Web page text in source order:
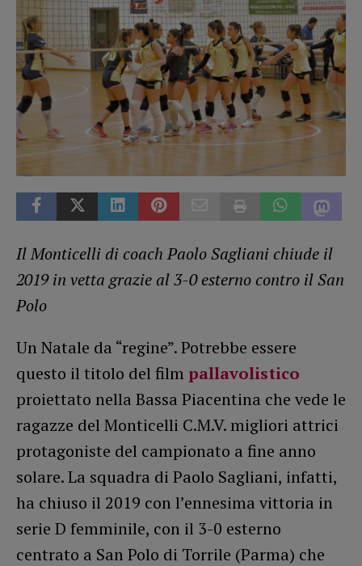
Il Monticelli di coach Paolo Sagliani chiude il
2019 in vetta grazie al 3-0 esterno contro il San
Polo
Un Natale da “regine”. Potrebbe essere
questo il titolo del film pallavolistico
proiettato nella Bassa Piacentina che vede le
ragazze del Monticelli C.M.V. migliori attrici
protagoniste del campionato a fine anno
solare. La squadra di Paolo Sagliani, infatti,
ha chiuso il 2019 con l’ennesima vittoria in
serie D femminile, con il 3-0 esterno
centrato a San Polo di Torrile (Parma) che